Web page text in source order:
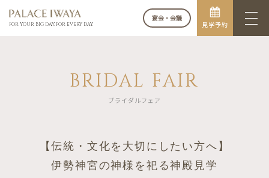
FOR YOUR BIG DAY. FOR EVERY DAY.
宴会・会議
見学予約
BRIDAL FAIR
ブライダルフェア
【伝統・文化を大切にしたい方へ】
伊勢神宮の神様を祀る神殿見学